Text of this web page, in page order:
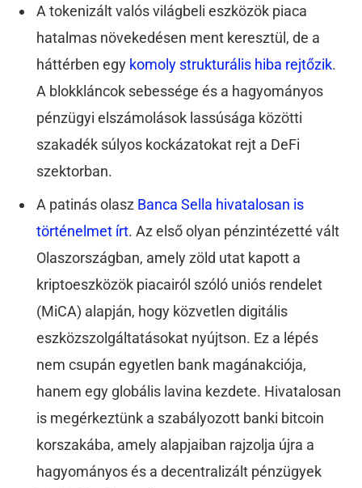
A tokenizált valós világbeli eszközök piaca
hatalmas növekedésen ment keresztül, de a
háttérben egy komoly strukturális hiba rejtőzik.
A blokkláncok sebessége és a hagyományos
pénzügyi elszámolások lassúsága közötti
szakadék súlyos kockázatokat rejt a DeFi
szektorban.
A patinás olasz Banca Sella hivatalosan is
történelmet írt. Az első olyan pénzintézetté vált
Olaszországban, amely zöld utat kapott a
kriptoeszközök piacairól szóló uniós rendelet
(MiCA) alapján, hogy közvetlen digitális
eszközszolgáltatásokat nyújtson. Ez a lépés
nem csupán egyetlen bank magánakciója,
hanem egy globális lavina kezdete. Hivatalosan
is megérkeztünk a szabályozott banki bitcoin
korszakába, amely alapjaiban rajzolja újra a
hagyományos és a decentralizált pénzügyek